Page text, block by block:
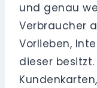
und genau
Verbraucher
Vorlieben,
dieser